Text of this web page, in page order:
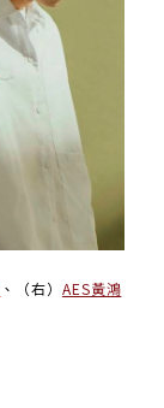
、（右） AES黃鴻